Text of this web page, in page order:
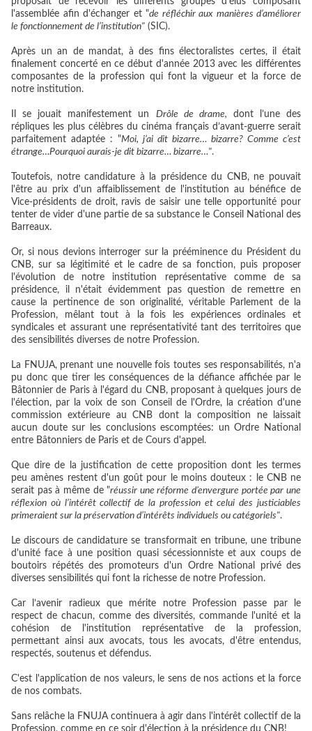
l'assemblée afin d'échanger et "de réfléchir aux manières d’améliorer
le fonctionnement de l’institution" (SIC).
Après un an de mandat, à des fins électoralistes certes, il était
finalement concerté en ce début d'année 2013 avec les différentes
composantes de la profession qui font la vigueur et la force de
notre institution.
Il se jouait manifestement un Drôle de drame, dont l’une des
répliques les plus célèbres du cinéma français d’avant-guerre serait
parfaitement adaptée : "Moi, j’ai dit bizarre… bizarre? Comme c’est
étrange…Pourquoi aurais-je dit bizarre… bizarre…".
Toutefois, notre candidature à la présidence du CNB, ne pouvait
l'être au prix d'un affaiblissement de l'institution au bénéfice de
Vice-présidents de droit, ravis de saisir une telle opportunité pour
tenter de vider d'une partie de sa substance le Conseil National des
Barreaux.
Or, si nous devions interroger sur la prééminence du Président du
CNB, sur sa légitimité et le cadre de sa fonction, puis proposer
l'évolution de notre institution représentative comme de sa
présidence, il n'était évidemment pas question de remettre en
cause la pertinence de son originalité, véritable Parlement de la
Profession, mêlant tout à la fois les expériences ordinales et
syndicales et assurant une représentativité tant des territoires que
des sensibilités diverses de notre Profession.
La FNUJA, prenant une nouvelle fois toutes ses responsabilités, n'a
pu donc que tirer les conséquences de la défiance affichée par le
Bâtonnier de Paris à l'égard du CNB, proposant à quelques jours de
l'élection, par la voix de son Conseil de l'Ordre, la création d'une
commission extérieure au CNB dont la composition ne laissait
aucun doute sur les conclusions escomptées: un Ordre National
entre Bâtonniers de Paris et de Cours d'appel.
Que dire de la justification de cette proposition dont les termes
peu amènes restent d'un goût pour le moins douteux : le CNB ne
serait pas à même de "réussir une réforme d’envergure portée par une
réflexion où l’intérêt collectif de la profession et celui des justiciables
primeraient sur la préservation d’intérêts individuels ou catégoriels".
Le discours de candidature se transformait en tribune, une tribune
d'unité face à une position quasi sécessionniste et aux coups de
boutoirs répétés des promoteurs d'un Ordre National privé des
diverses sensibilités qui font la richesse de notre Profession.
Car l’avenir radieux que mérite notre Profession passe par le
respect de chacun, comme des diversités, commande l'unité et la
cohésion de l'institution représentative de la profession,
permettant ainsi aux avocats, tous les avocats, d'être entendus,
respectés, soutenus et défendus.
C'est l'application de nos valeurs, le sens de nos actions et la force
de nos combats.
Sans relâche la FNUJA continuera à agir dans l'intérêt collectif de la
Profession, comme en ce soir d'élection à la présidence du CNB!